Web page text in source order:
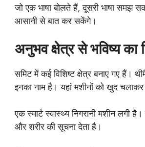
जो एक भाषा बोलते हैं, दूसरी भाषा समझ
आसानी से बात कर सकेंगे।
अनुभव क्षेत्र से भविष्य का
समिट में कई विशिष्ट क्षेत्र बनाए गए हैं।
इनका नाम है। यहां मशीनों को खुद
एक स्मार्ट स्वास्थ्य निगरानी मशीन लगी
और शरीर की सूचना देता है।